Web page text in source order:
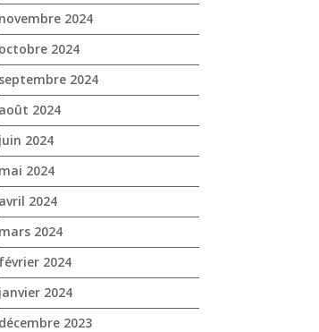
novembre 2024
octobre 2024
septembre 2024
août 2024
juin 2024
mai 2024
avril 2024
mars 2024
février 2024
janvier 2024
décembre 2023